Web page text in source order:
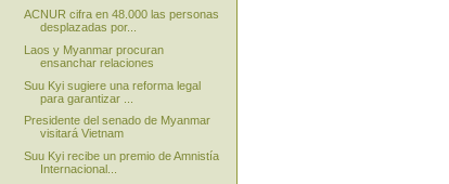
ACNUR cifra en 48.000 las personas
desplazadas por...
Laos y Myanmar procuran
ensanchar relaciones
Suu Kyi sugiere una reforma legal
para garantizar ...
Presidente del senado de Myanmar
visitará Vietnam
Suu Kyi recibe un premio de Amnistía
Internacional...